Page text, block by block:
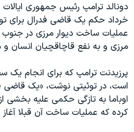
آرشیو پخش زنده
مجموعه مستندهای دادخواهی
تریبونال مردمی آبان ۹۸
دادگاه حمید نوری
قانون شفافیت دارائی کادر رهبری ایران
اعتراضات مردمی آبان ۹۸
اسرائیل در جنگ
خرداد حکم یک قاضی فدرال برای
عملیات ساخت دیوار مرزی در جنوب
مرزی و به نفع قاچاقچیان انسان
پرزیدنت ترامپ که برای انجام یک
است، در توئیتی نوشت، «یک
اوباما به تازگی حکمی علیه بخشی
کرده که عملیات ساخت آن قبلا